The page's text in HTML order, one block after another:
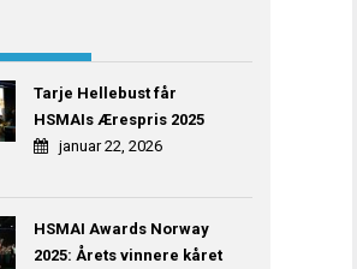
Tarje Hellebust får
HSMAIs Ærespris 2025
januar 22, 2026
HSMAI Awards Norway
2025: Årets vinnere kåret